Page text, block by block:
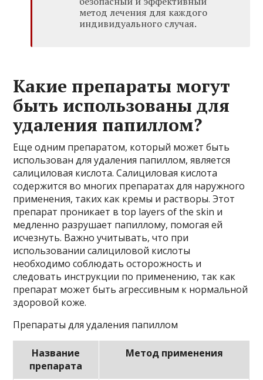
метод лечения для каждого
индивидуального случая.
Какие препараты могут
быть использованы для
удаления папиллом?
Еще одним препаратом, который может быть
использован для удаления папиллом, является
салициловая кислота. Салициловая кислота
содержится во многих препаратах для наружного
применения, таких как кремы и растворы. Этот
препарат проникает в top layers of the skin и
медленно разрушает папиллому, помогая ей
исчезнуть. Важно учитывать, что при
использовании салициловой кислоты
необходимо соблюдать осторожность и
следовать инструкции по применению, так как
препарат может быть агрессивным к нормальной
здоровой коже.
Препараты для удаления папиллом
Название
препарата
Метод применения